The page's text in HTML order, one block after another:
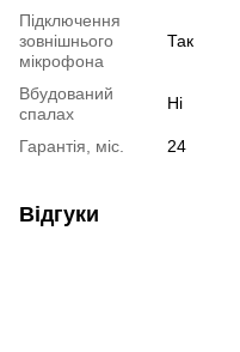
Підключення
зовнішнього
мікрофона
Так
Вбудований
спалах
Ні
Гарантія, міс. 24
Відгуки